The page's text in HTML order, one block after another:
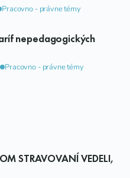
Pracovno - právne témy
nepedagogických
Pracovno - právne témy
STRAVOVANÍ VEDELI,